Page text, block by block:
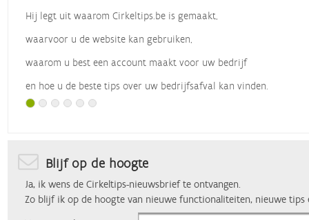
Hij legt uit waarom Cirkeltips.be is gemaakt,
waarvoor u de website kan gebruiken,
waarom u best een account maakt voor uw bedrijf
en hoe u de beste tips over uw bedrijfsafval kan vinden.
Blijf op de hoogte
Ja, ik wens de Cirkeltips-nieuwsbrief te ontvangen.
Zo blijf ik op de hoogte van nieuwe functionaliteiten, nieuwe tips